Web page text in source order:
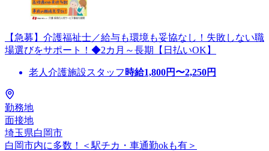
【急募】介護福祉士／給与も環境も妥協なし！失敗しない職
場選びをサポート！◆2カ月～長期【日払いOK】
老人介護施設スタッフ 時給1,800円〜2,250円
勤務地
面接地
埼玉県白岡市
白岡市内に多数！＜駅チカ・車通勤okも有＞